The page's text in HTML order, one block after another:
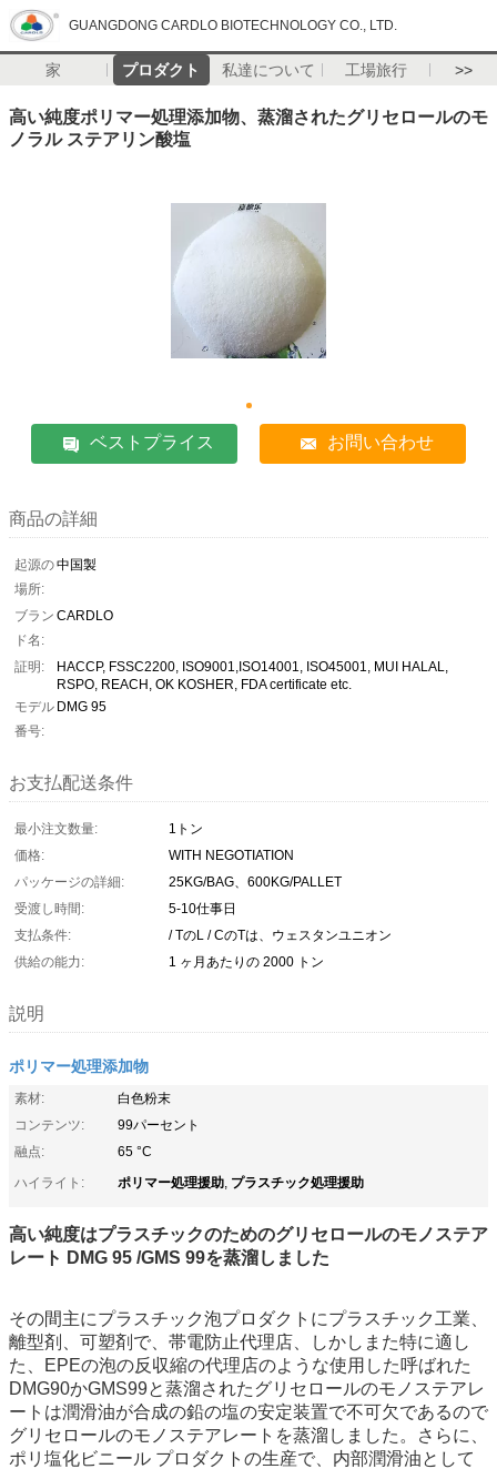
GUANGDONG CARDLO BIOTECHNOLOGY CO., LTD.
家 プロダクト 私達について 工場旅行 >>
高い純度ポリマー処理添加物、蒸溜されたグリセロールのモ
ノラル ステアリン酸塩
ベストプライス お問い合わせ
商品の詳細
起源の
場所:
中国製
ブラン
ド名:
CARDLO
証明:
HACCP, FSSC2200, ISO9001,ISO14001, ISO45001, MUI HALAL,
RSPO, REACH, OK KOSHER, FDA certificate etc.
モデル
番号:
DMG 95
お支払配送条件
最小注文数量:
1トン
価格:
WITH NEGOTIATION
パッケージの詳細:
25KG/BAG、600KG/PALLET
受渡し時間:
5-10仕事日
支払条件:
/ TのL / CのTは、ウェスタンユニオン
供給の能力:
1 ヶ月あたりの 2000 トン
説明
ポリマー処理添加物
素材:
白色粉末
コンテンツ:
99パーセント
融点:
65 °C
ハイライト:
ポリマー処理援助, プラスチック処理援助
高い純度はプラスチックのためのグリセロールのモノステア
レート DMG 95 /GMS 99を蒸溜しました
その間主にプラスチック泡プロダクトにプラスチック工業、
離型剤、可塑剤で、帯電防止代理店、しかしまた特に適し
た、EPEの泡の反収縮の代理店のような使用した呼ばれた
DMG90かGMS99と蒸溜されたグリセロールのモノステアレ
ートは潤滑油が合成の鉛の塩の安定装置で不可欠であるので
グリセロールのモノステアレートを蒸溜しました。さらに、
ポリ塩化ビニール プロダクトの生産で、内部潤滑油として